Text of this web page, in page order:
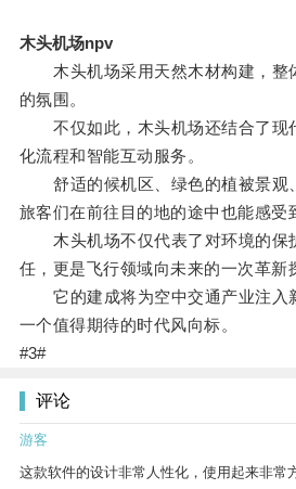
木头机场npv
木头机场采用天然木材构建，整
的氛围。
不仅如此，木头机场还结合了现
化流程和智能互动服务。
舒适的候机区、绿色的植被景观
旅客们在前往目的地的途中也能感受
木头机场不仅代表了对环境的保
任，更是飞行领域向未来的一次革新
它的建成将为空中交通产业注入
一个值得期待的时代风向标。
#3#
评论
游客
这款软件的设计非常人性化，使用起来非常